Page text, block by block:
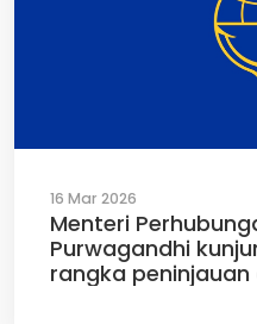
16 Mar 2026
Menteri
Purwagandhi
rangka